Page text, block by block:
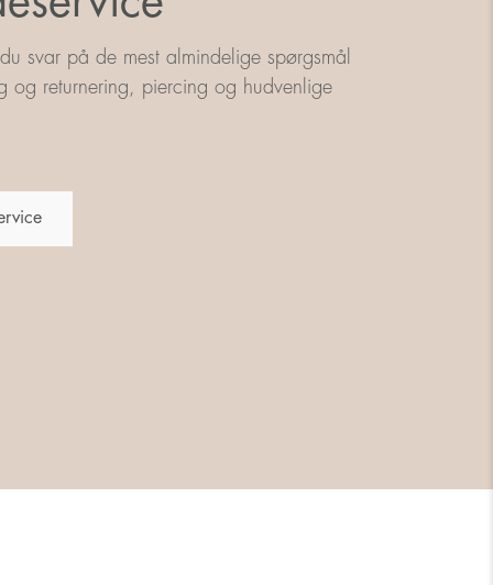
svar på de mest almindelige spørgsmål
og returnering, piercing og hudvenlige